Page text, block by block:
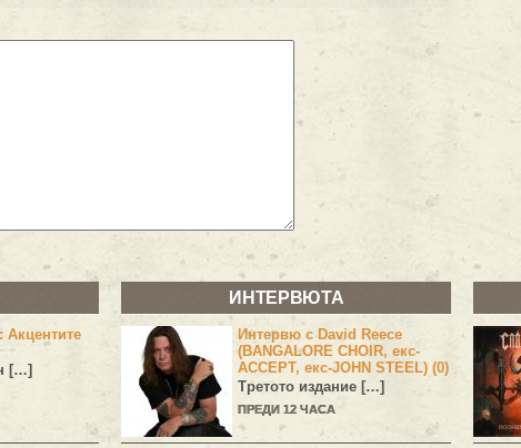
Акцентите
[…]
ИНТЕРВЮТА
Интервю с David Reece
(BANGALORE CHOIR, екс-
ACCEPT, екс-JOHN STEEL) (0)
Третото издание […]
ПРЕДИ 12 ЧАСА